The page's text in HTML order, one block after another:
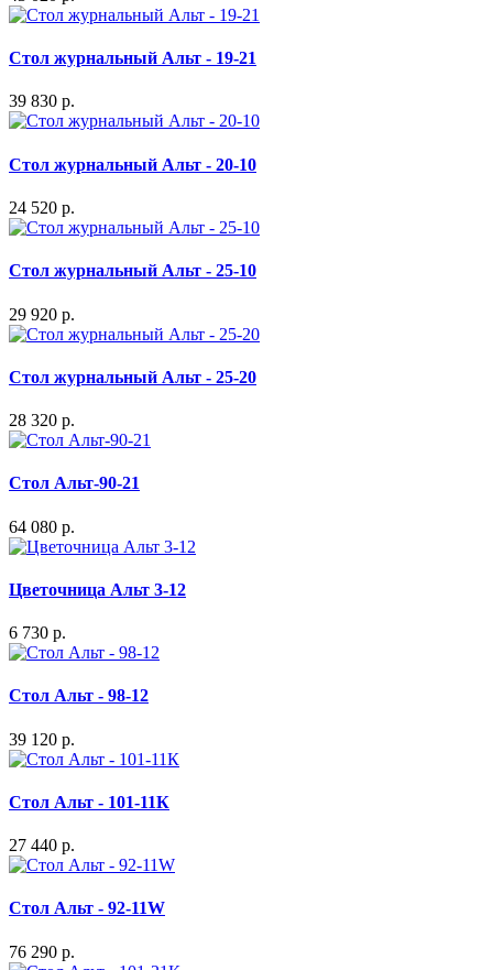
Стол журнальный Альт - 19-21
39 830 р.
Стол журнальный Альт - 20-10
24 520 р.
Стол журнальный Альт - 25-10
29 920 р.
Стол журнальный Альт - 25-20
28 320 р.
Стол Альт-90-21
64 080 р.
Цветочница Альт 3-12
6 730 р.
Стол Альт - 98-12
39 120 р.
Стол Альт - 101-11К
27 440 р.
Стол Альт - 92-11W
76 290 р.